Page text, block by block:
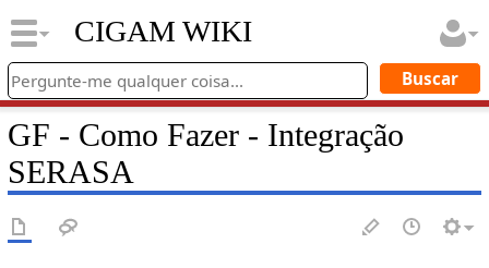
CIGAM WIKI
GF - Como Fazer - Integração
SERASA